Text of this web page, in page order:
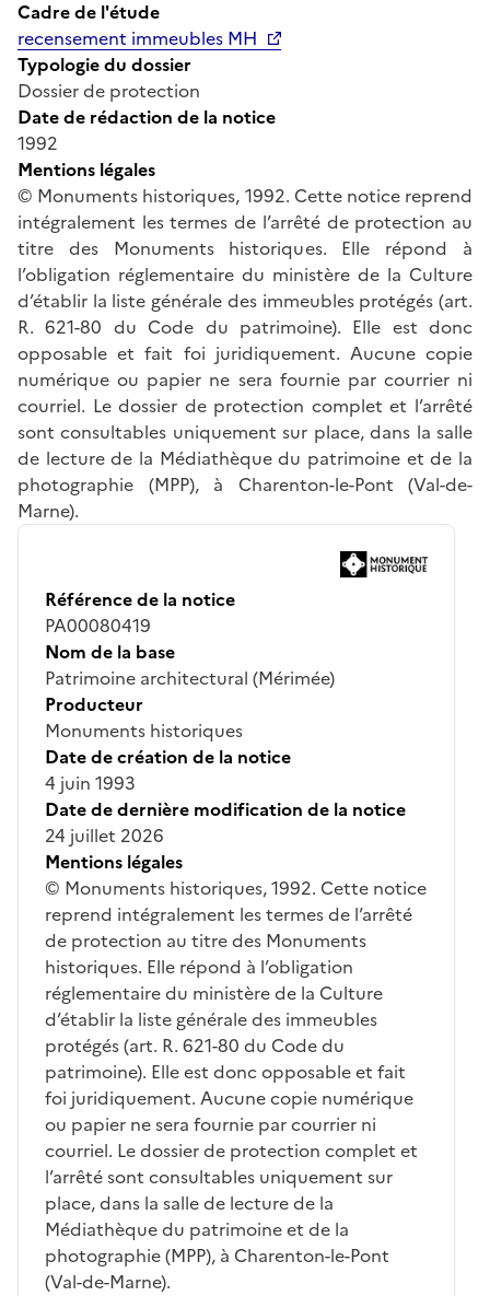
Cadre de l'étude
recensement immeubles MH
Typologie du dossier
Dossier de protection
Date de rédaction de la notice
1992
Mentions légales
© Monuments historiques, 1992. Cette notice reprend
intégralement les termes de l’arrêté de protection au
titre des Monuments historiques. Elle répond à
l’obligation réglementaire du ministère de la Culture
d’établir la liste générale des immeubles protégés (art.
R. 621-80 du Code du patrimoine). Elle est donc
opposable et fait foi juridiquement. Aucune copie
numérique ou papier ne sera fournie par courrier ni
courriel. Le dossier de protection complet et l’arrêté
sont consultables uniquement sur place, dans la salle
de lecture de la Médiathèque du patrimoine et de la
photographie (MPP), à Charenton-le-Pont (Val-de-
Marne).
Référence de la notice
PA00080419
Nom de la base
Patrimoine architectural (Mérimée)
Producteur
Monuments historiques
Date de création de la notice
4 juin 1993
Date de dernière modification de la notice
24 juillet 2026
Mentions légales
© Monuments historiques, 1992. Cette notice
reprend intégralement les termes de l’arrêté
de protection au titre des Monuments
historiques. Elle répond à l’obligation
réglementaire du ministère de la Culture
d’établir la liste générale des immeubles
protégés (art. R. 621-80 du Code du
patrimoine). Elle est donc opposable et fait
foi juridiquement. Aucune copie numérique
ou papier ne sera fournie par courrier ni
courriel. Le dossier de protection complet et
l’arrêté sont consultables uniquement sur
place, dans la salle de lecture de la
Médiathèque du patrimoine et de la
photographie (MPP), à Charenton-le-Pont
(Val-de-Marne).